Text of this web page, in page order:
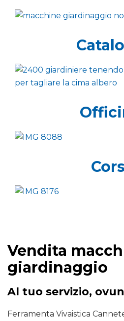
Vendita
giardinaggio
Al tuo servizio,
Ferramenta Vivaistica